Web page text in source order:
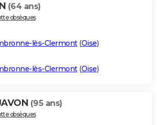
(64 ans)
obsèques
lès-Clermont(Oise)
lès-Clermont(Oise)
(95 ans)
obsèques